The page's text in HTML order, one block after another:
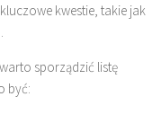
kwestie, takie jak
.
sporządzić listę
być: